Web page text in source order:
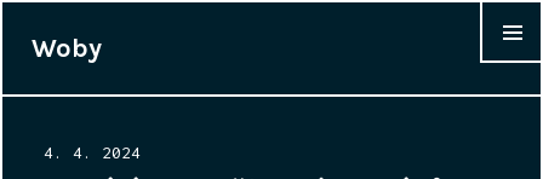
Woby
Posted
4. 4. 2024